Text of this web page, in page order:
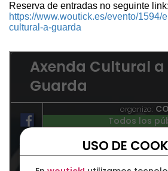
Reserva de entradas no seguinte link:
https://www.woutick.es/evento/1594/
cultural-a-guarda